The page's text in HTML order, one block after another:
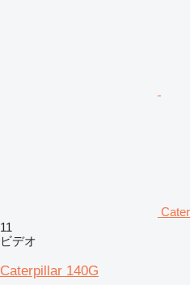
11
ビデオ
Caterpillar 140G